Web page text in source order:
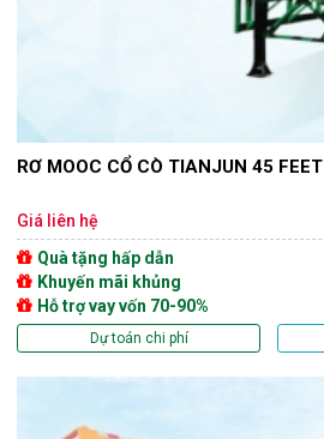
RƠ MOOC CỔ CÒ TIANJUN 45 FEET
Giá liên hệ
Quà tặng hấp dẫn
Khuyến mãi khủng
Hỗ trợ vay vốn 70-90%
Dự toán chi phí